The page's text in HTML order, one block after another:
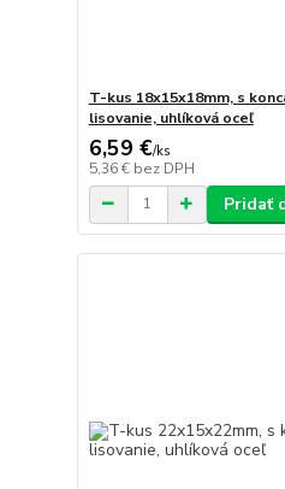
T-kus 18x15x18mm, s
lisovanie, uhlíková oceľ
6,59 €/ks
5,36 € bez DPH
Pridať